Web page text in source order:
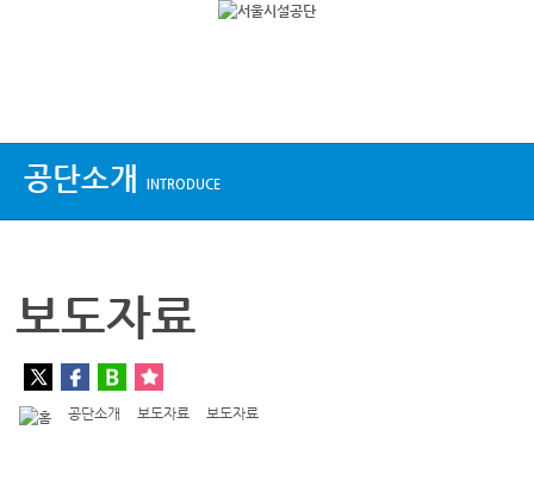
공단소개 INTRODUCE
보도자료
공단소개 보도자료 보도자료